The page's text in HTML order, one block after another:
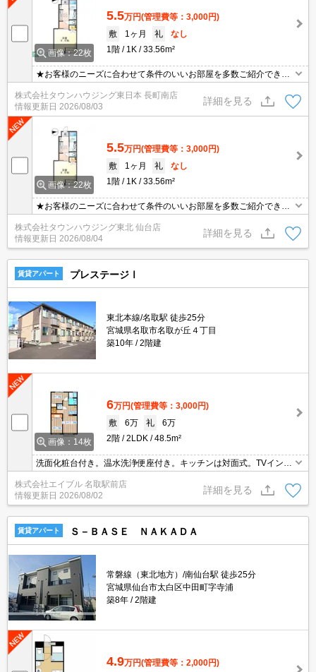
画像：22枚
5.5万円(管理費等：3,000円)
敷
1ヶ月 礼
なし
1階
1K 33.56m²
★お客様のニーズに合わせて条件のいいお部屋を多数ご紹介できま
す★賃貸物件のお部屋探しはタウンハウジングへ
株式会社タウンハウジング東日本 長町南店
情報更新日 2026/08/03
詳細を見る
画像：22枚
5.5万円(管理費等：3,000円)
敷
1ヶ月 礼
なし
1階
1K 33.56m²
★お客様のニーズに合わせて条件のいいお部屋を多数ご紹介できま
す★賃貸物件のお部屋探しはタウンハウジングへ
株式会社タウンハウジング東北 仙台店
情報更新日 2026/08/04
詳細を見る
賃貸アパート プレステージⅠ
東北本線/名取駅 徒歩25分
宮城県名取市名取が丘４丁目
築10年
2階建
画像：14枚
6万円(管理費等：3,000円)
敷
6万 礼
6万
2階
2LDK 48.5m²
洗面化粧台付き。温水洗浄便座付き。キッチンは対面式。TVインタ
ーホン付き。
株式会社エイブル 名取駅前店
情報更新日 2026/08/02
詳細を見る
賃貸アパート Ｓ－ＢＡＳＥ ＮＡＫＡＤＡ
常磐線（東北地方）/南仙台駅 徒歩25分
宮城県仙台市太白区中田町字寺浦
築8年
2階建
4.9万円(管理費等：2,000円)